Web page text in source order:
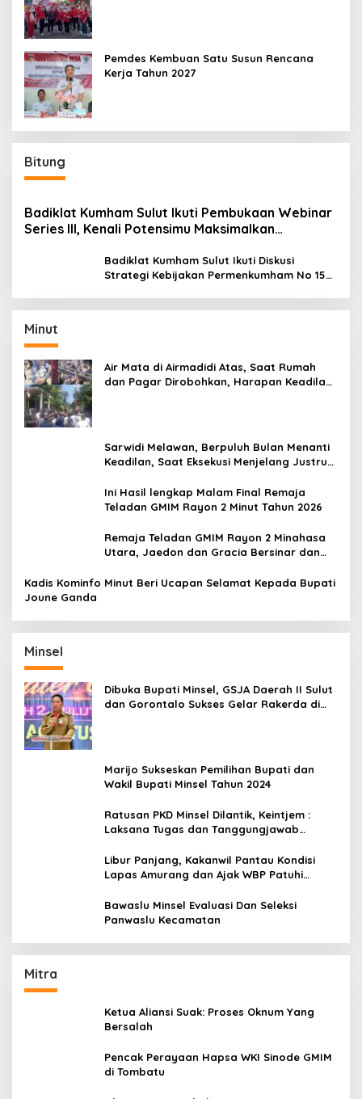
Pemdes Kembuan Satu Susun Rencana
Kerja Tahun 2027
Bitung
Badiklat Kumham Sulut Ikuti Pembukaan Webinar
Series III, Kenali Potensimu Maksimalkan
Badiklat Kumham Sulut Ikuti Diskusi
Strategi Kebijakan Permenkumham No 15
Minut
Air Mata di Airmadidi Atas, Saat Rumah
dan Pagar Dirobohkan, Harapan Keadilan
Sarwidi Melawan, Berpuluh Bulan Menanti
Keadilan, Saat Eksekusi Menjelang Justru
Ini Hasil lengkap Malam Final Remaja
Teladan GMIM Rayon 2 Minut Tahun 2026
Remaja Teladan GMIM Rayon 2 Minahasa
Utara, Jaedon dan Gracia Bersinar dan
Kadis Kominfo Minut Beri Ucapan Selamat Kepada Bupati
Joune Ganda
Minsel
Dibuka Bupati Minsel, GSJA Daerah II Sulut
dan Gorontalo Sukses Gelar Rakerda di
Marijo Sukseskan Pemilihan Bupati dan
Wakil Bupati Minsel Tahun 2024
Ratusan PKD Minsel Dilantik, Keintjem :
Laksana Tugas dan Tanggungjawab
Libur Panjang, Kakanwil Pantau Kondisi
Lapas Amurang dan Ajak WBP Patuhi
Bawaslu Minsel Evaluasi Dan Seleksi
Panwaslu Kecamatan
Mitra
Ketua Aliansi Suak: Proses Oknum Yang
Bersalah
Pencak Perayaan Hapsa WKI Sinode GMIM
di Tombatu